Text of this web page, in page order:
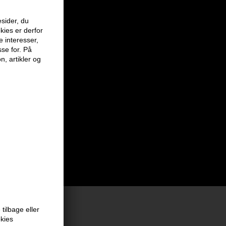
du
er derfor
interesser,
for. På
artikler og
tilbage eller